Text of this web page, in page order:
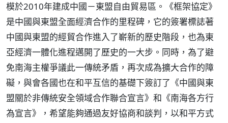
模於2010年建成中國－東盟自由貿易區。《框架協定》
是中國與東盟全面經濟合作的里程碑，它的簽署標誌著
中國與東盟的經貿合作進入了嶄新的歷史階段，也為東
亞經濟一體化進程邁開了歷史的一大步。同時，為了避
免南海主權爭議此一傳統矛盾，再次成為擴大合作的障
礙，與會各國也在和平互信的基礎下簽訂了《中國與東
盟關於非傳統安全領域合作聯合宣言》和《南海各方行
為宣言》，希望能夠通過友好協商和談判，以和平方式